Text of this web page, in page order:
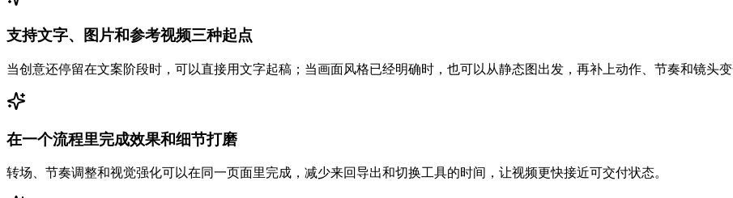
支持文字、图片和参考视频三种起点
当创意还停留在文案阶段时，可以直接用文字起稿；当画面风格已经明确时，也可以从静态图出发，再补上动作、节奏和镜头变
在一个流程里完成效果和细节打磨
转场、节奏调整和视觉强化可以在同一页面里完成，减少来回导出和切换工具的时间，让视频更快接近可交付状态。